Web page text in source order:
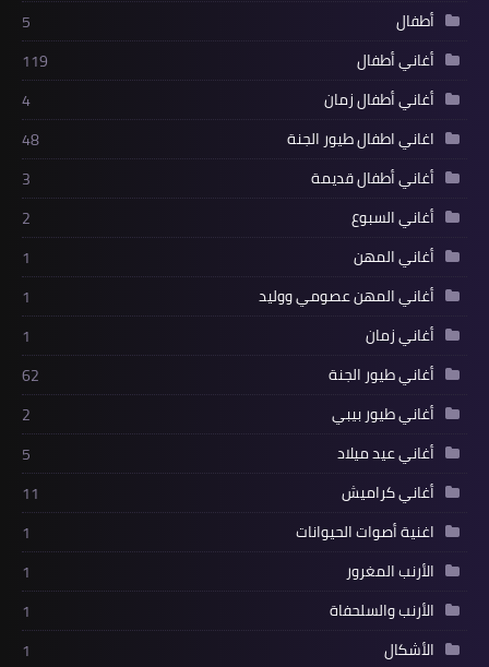
أطفال
5
أغاني أطفال
119
أغاني أطفال زمان
4
اغاني اطفال طيور الجنة
48
أغاني أطفال قديمة
3
أغاني السبوع
2
أغاني المهن
1
أغاني المهن عصومي ووليد
1
أغاني زمان
1
أغاني طيور الجنة
62
أغاني طيور بيبي
2
أغاني عيد ميلاد
5
أغاني كراميش
11
اغنية أصوات الحيوانات
1
الأرنب المغرور
1
الأرنب والسلحفاة
1
الأشكال
1